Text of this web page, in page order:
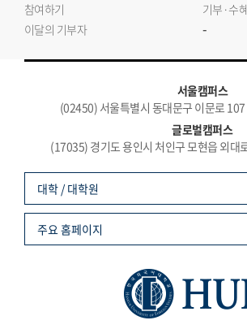
참여하기
기부·수
이달의 기부자
-
서울캠퍼스
(02450) 서울특별시 동대문구 이문로
글로벌캠퍼스
(17035) 경기도 용인시 처인구 모현읍 외
대학 / 대학원
주요 홈페이지